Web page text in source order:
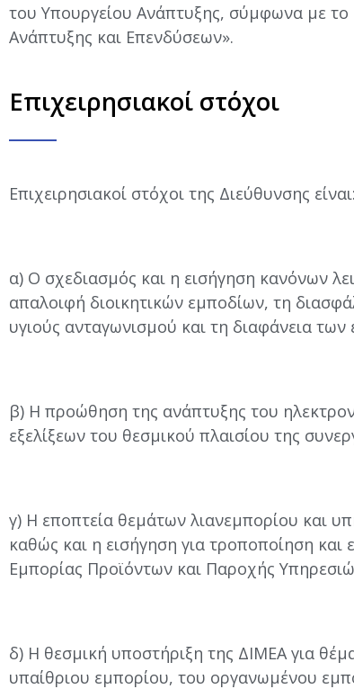
του Υπουργείου Ανάπτυξης, σύμφωνα με το
Ανάπτυξης και Επενδύσεων».
Επιχειρησιακοί στόχοι
Επιχειρησιακοί στόχοι της Διεύθυνσης είναι:
α) Ο σχεδιασμός και η εισήγηση κανόνων
απαλοιφή διοικητικών εμποδίων, τη
υγιούς ανταγωνισμού και τη διαφάνεια
β) Η προώθηση της ανάπτυξης του
εξελίξεων του θεσμικού πλαισίου της
γ) Η εποπτεία θεμάτων λιανεμπορίου και
καθώς και η εισήγηση για τροποποίηση
Εμπορίας Προϊόντων και Παροχής
δ) Η θεσμική υποστήριξη της ΔΙΜΕΑ για
υπαίθριου εμπορίου, του οργανωμένου